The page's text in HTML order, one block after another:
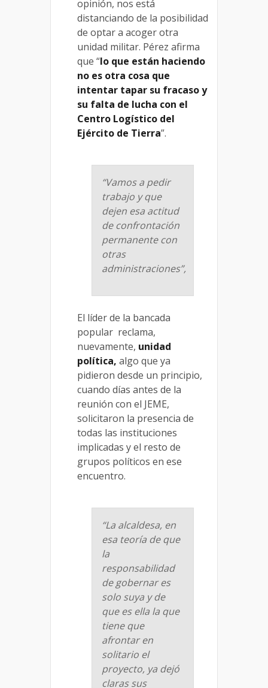
opinión, nos está
distanciando de la posibilidad
de optar a acoger otra
unidad militar. Pérez afirma
que “lo que están haciendo
no es otra cosa que
intentar tapar su fracaso y
su falta de lucha con el
Centro Logístico del
Ejército de Tierra”.
“Vamos a pedir
trabajo y que
dejen esa actitud
de confrontación
permanente con
otras
administraciones”,
El líder de la bancada
popular reclama,
nuevamente, unidad
política, algo que ya
pidieron desde un principio,
cuando días antes de la
reunión con el JEME,
solicitaron la presencia de
todas las instituciones
implicadas y el resto de
grupos políticos en ese
encuentro.
“La alcaldesa, en
esa teoría de que
la
responsabilidad
de gobernar es
solo suya y de
que es ella la que
tiene que
afrontar en
solitario el
proyecto, ya dejó
claras sus